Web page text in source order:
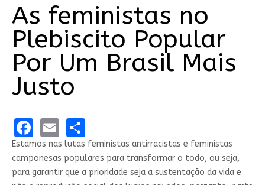
As feministas no
Plebiscito Popular
Por Um Brasil Mais
Justo
Facebook
EmailShare
Estamos nas lutas feministas antirracistas e feministas
camponesas populares para transformar o todo, ou seja,
para garantir que a prioridade seja a sustentação da vida e